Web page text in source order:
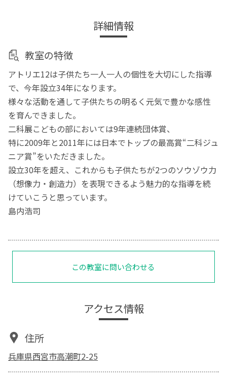
詳細情報
教室の特徴
アトリエ12は子供たち一人一人の個性を大切にした指導
で、今年設立34年になります。
様々な活動を通して子供たちの明るく元気で豊かな感性
を育んできました。
二科展こどもの部においては9年連続団体賞、
特に2009年と2011年には日本でトップの最高賞“二科ジュ
ニア賞”をいただきました。
設立30年を超え、これからも子供たちが2つのソウゾウ力
（想像力・創造力）を表現できるよう魅力的な指導を続
けていこうと思っています。
島内浩司
この教室に問い合わせる
アクセス情報
住所
兵庫県西宮市高潮町2-25